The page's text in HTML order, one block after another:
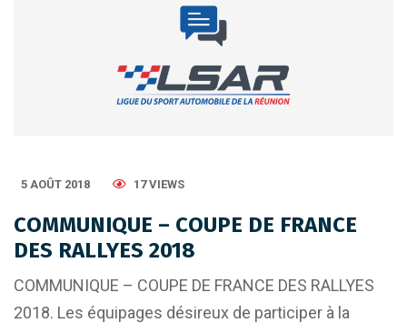
5 AOÛT 2018 17 VIEWS
COMMUNIQUE – COUPE DE FRANCE
DES RALLYES 2018
COMMUNIQUE – COUPE DE FRANCE DES RALLYES
2018. Les équipages désireux de participer à la